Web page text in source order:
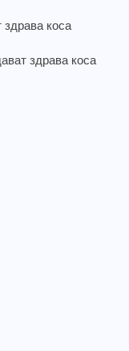
здрава коса
здрава коса